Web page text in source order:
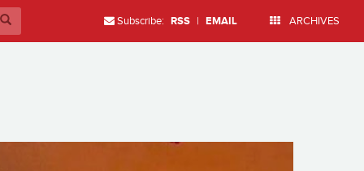
Subscribe: RSS | EMAIL ARCHIVES